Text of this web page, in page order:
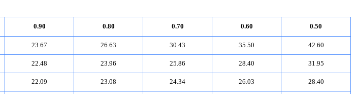
0.90 0.80 0.70 0.60 0.50
23.67 26.63 30.43 35.50 42.60
22.48 23.96 25.86 28.40 31.95
22.09 23.08 24.34 26.03 28.40